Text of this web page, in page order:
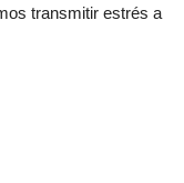
transmitir estrés a